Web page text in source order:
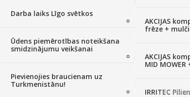
Darba laiks Līgo svētkos
Ūdens piemērotības noteikšana
smidzinājumu veikšanai
Pievienojies braucienam uz
Turkmenistānu!
AKCIJAS
frēze +
AKCIJAS
MID
IRRITEC
Augu aizsardzība(366)
Mēslojumi(495)
Augsne, kūdra, mulča
Sēklu
Kultūra